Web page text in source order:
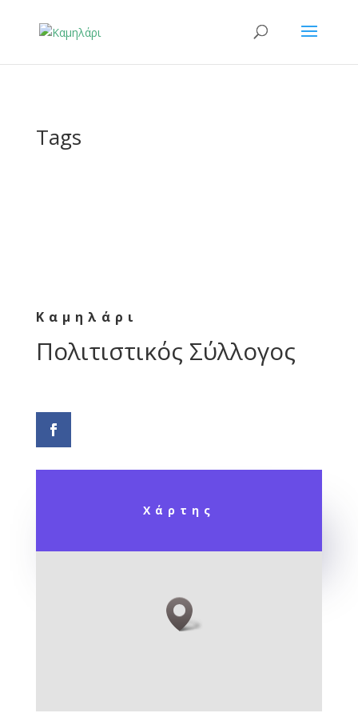
Tags
Καμηλάρι
Πολιτιστικός Σύλλογος
Χάρτης